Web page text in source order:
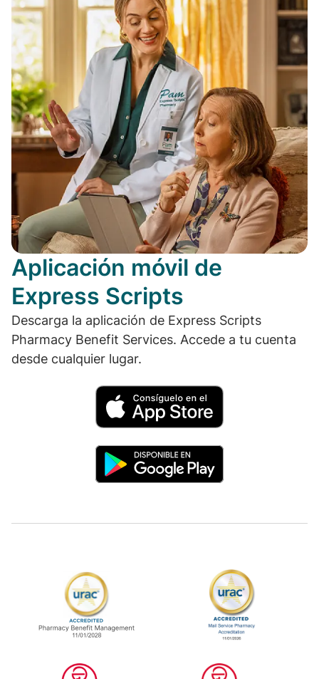
Aplicación móvil de
Express Scripts
Descarga la aplicación de Express Scripts
Pharmacy Benefit Services. Accede a tu cuenta
desde cualquier lugar.
La administración de beneficios de
La farmacia de